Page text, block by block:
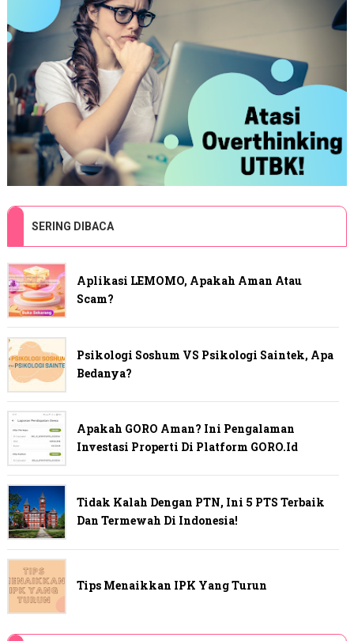
SERING DIBACA
Aplikasi LEMOMO, Apakah Aman Atau
Scam?
Psikologi Soshum VS Psikologi Saintek, Apa
Bedanya?
Apakah GORO Aman? Ini Pengalaman
Investasi Properti Di Platform GORO.id
Tidak Kalah Dengan PTN, Ini 5 PTS Terbaik
Dan Termewah Di Indonesia!
Tips Menaikkan IPK Yang Turun